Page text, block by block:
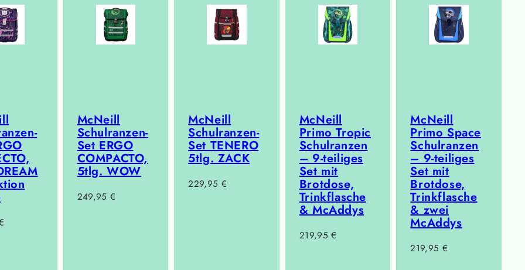
McNeill
Schulranzen-
Set ERGO
COMPACTO,
5tlg. WOW
Regulärer
249,95 €
McNeill
Schulranzen-
Set TENERO
5tlg. ZACK
Regulärer
229,95 €
McNeill
Primo Tropic
Schulranzen
– 9-teiliges
Set mit
Brotdose,
Trinkflasche
& McAddys
Regulärer
219,95 €
McNeill
Primo Space
Schulranzen
– 9-teiliges
Set mit
Brotdose,
Trinkflasche
& zwei
McAddys
Regulärer
219,95 €